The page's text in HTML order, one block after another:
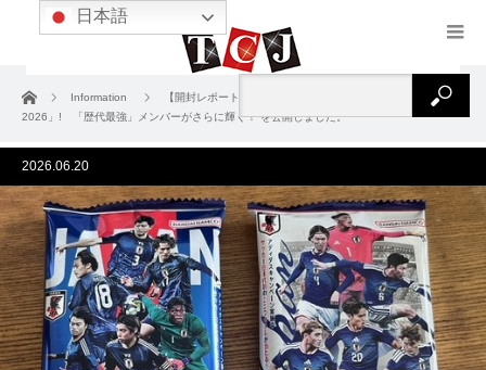
ホーム Information
【開封レポート】「ツインウエハース サッカー日本代表ver.
2026」! 「歴代最強」メンバーがさらに輝く！ を公開しました。
2026.06.20
日本語